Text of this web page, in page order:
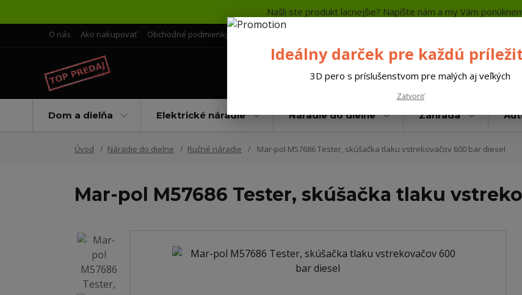
Našli ste produkt lacnejšie? Napíšte nám a my Vám
O nás Ako nakupovať Obchodné podmienky
Dom a dielňa Elektrické náradie Náradie do dielne Záhrada
Úvod Náradie do dielne Ručné náradie Mar-pol M57686 Tester, skúšačka tlaku vstrekovačov 600 bar diesel
Mar-pol M57686 Tester, skúšačka tlaku
Ideálny darček pre každú
3D pero s príslušenstvom pre malých aj veľkých
Zatvoriť